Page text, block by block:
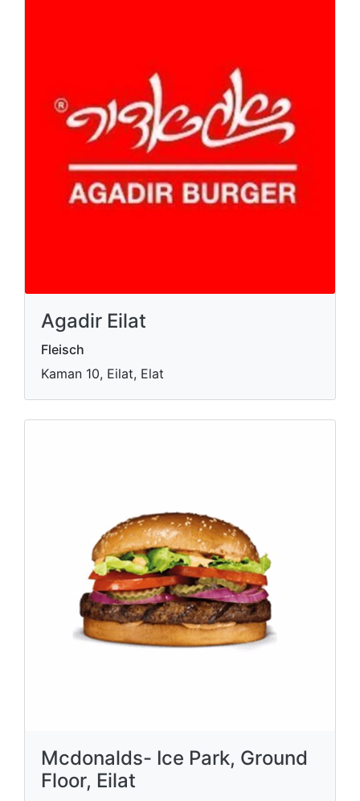
Agadir Eilat
Fleisch
Kaman 10, Eilat, Elat
Mcdonalds- Ice Park, Ground
Floor, Eilat